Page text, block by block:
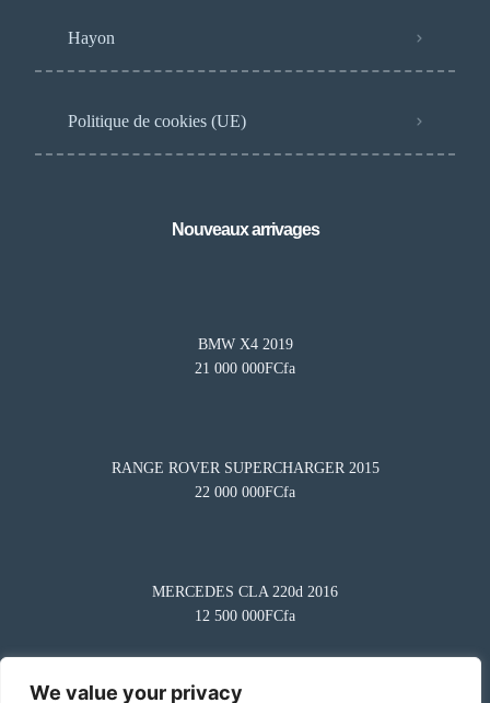
We value your privacy
Hayon
Politique de cookies (UE)
Nouveaux arrivages
BMW X4 2019
21 000 000FCfa
RANGE ROVER SUPERCHARGER 2015
22 000 000FCfa
MERCEDES CLA 220d 2016
12 500 000FCfa
Besoin d'aide?
Questions fréquentes
Comment mettre en vente mon véhicule ?